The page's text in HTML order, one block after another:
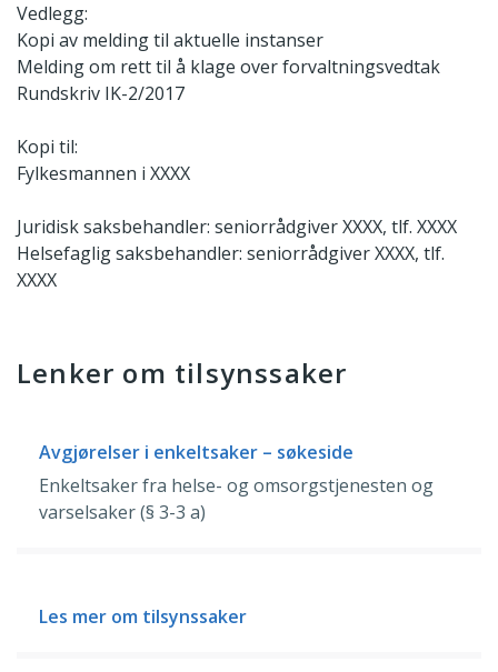
Vedlegg:
Kopi av melding til aktuelle instanser
Melding om rett til å klage over forvaltningsvedtak
Rundskriv IK-2/2017
Kopi til:
Fylkesmannen i XXXX
Juridisk saksbehandler: seniorrådgiver XXXX, tlf. XXXX
Helsefaglig saksbehandler: seniorrådgiver XXXX, tlf.
XXXX
Lenker om tilsynssaker
Avgjørelser i enkeltsaker – søkeside
Enkeltsaker fra helse- og omsorgstjenesten og
varselsaker (§ 3-3 a)
Les mer om tilsynssaker